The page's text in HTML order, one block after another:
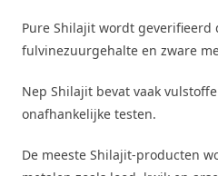
Pure Shilajit wordt geverifieerd
fulvinezuurgehalte en zware
Nep Shilajit bevat vaak
onafhankelijke testen.
De meeste Shilajit-producten